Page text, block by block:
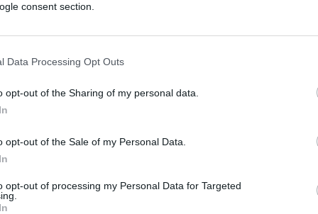
consent section.
Data Processing Opt Outs
opt-out of the Sharing of my personal data.
opt-out of the Sale of my Personal Data.
opt-out of processing my Personal Data for Targeted
bilo korektno. Ja sam htela da podržim jednu
bitno jeste što ona voli muziku. Mi ovde
se da ima nekome da gleda u oči, da mu peva –